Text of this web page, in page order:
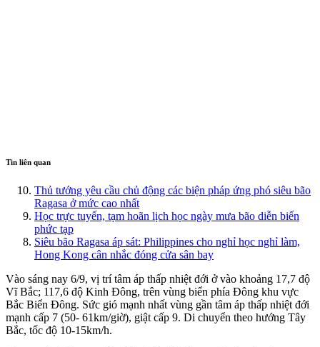
Tin liên quan
Thủ tướng yêu cầu chủ động các biện pháp ứng phó siêu bão
Ragasa ở mức cao nhất
Học trực tuyến, tạm hoãn lịch học ngày mưa bão diễn biến
phức tạp
Siêu bão Ragasa áp sát: Philippines cho nghỉ học nghỉ làm,
Hong Kong cân nhắc đóng cửa sân bay
Vào sáng nay 6/9, vị trí tâm áp thấp nhiệt đới ở vào khoảng 17,7 độ
Vĩ Bắc; 117,6 độ Kinh Đông, trên vùng biển phía Đông khu vực
Bắc Biển Đông. Sức gió mạnh nhất vùng gần tâm áp thấp nhiệt đới
mạnh cấp 7 (50- 61km/giờ), giật cấp 9. Di chuyển theo hướng Tây
Bắc, tốc độ 10-15km/h.